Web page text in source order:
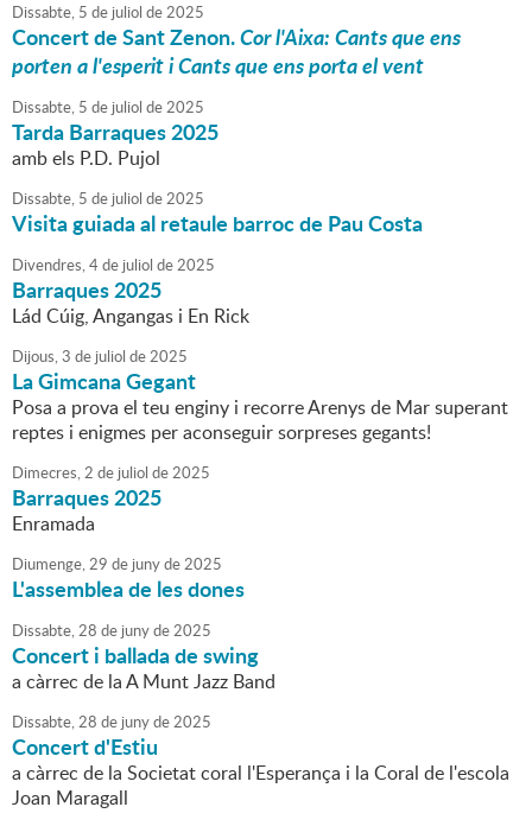
Dissabte, 5 de juliol de2025
Concert de Sant Zenon.Cor l'Aixa: Cants que ens
porten a l'esperit i Cants que ens porta el vent
Dissabte, 5 de juliol de2025
Tarda Barraques 2025
amb els P.D. Pujol
Dissabte, 5 de juliol de2025
Visita guiada al retaule barroc de Pau Costa
Divendres,4de juliol de2025
Barraques 2025
Lád Cúig, Angangas i En Rick
Dijous,3 de juliol de2025
La Gimcana Gegant
Posa a prova el teu enginy i recorre Arenys de Mar superant
reptes i enigmes per aconseguir sorpreses gegants!
Dimecres,2 de juliol de2025
Barraques 2025
Enramada
Diumenge,29 de junyde2025
L'assemblea de les dones
Dissabte,28 de junyde2025
Concert i ballada de swing
a càrrec de la A Munt Jazz Band
Dissabte,28 de junyde2025
Concert d'Estiu
a càrrec de la Societat coral l'Esperança i la Coral de l'escola
Joan Maragall